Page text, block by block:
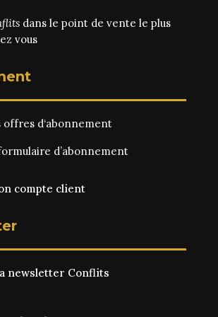
dans le point de vente le plus
vous
offres d‘abonnement
d’abonnement
compte client
newsletter Conflits